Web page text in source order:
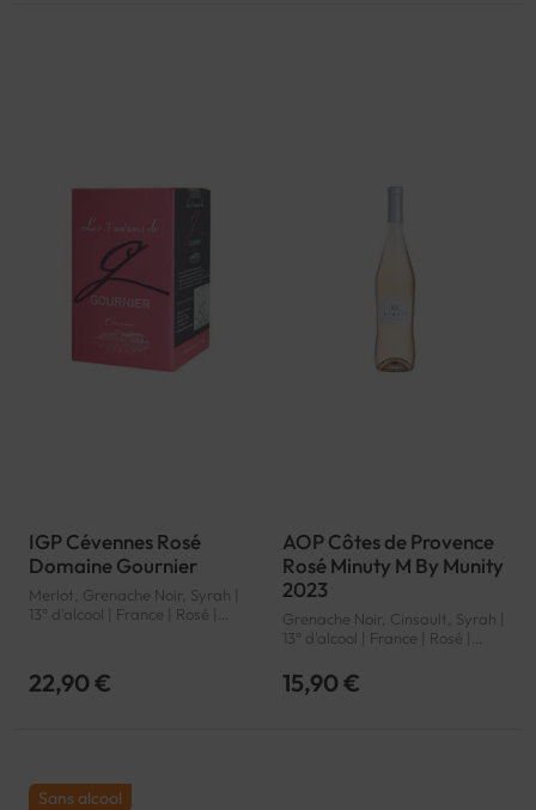
IGP Cévennes Rosé
Domaine Gournier
Merlot, Grenache Noir, Syrah |
13° d'alcool | France | Rosé |
22,90 €
AOP Côtes de Provence
Rosé Minuty M By Munity
2023
Grenache Noir, Cinsault, Syrah |
13° d'alcool | France | Rosé |
AOP
15,90 €
Sans alcool